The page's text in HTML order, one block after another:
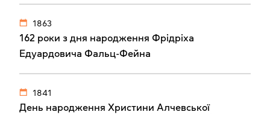
1863
162 роки з дня народження Фрідріха
Едуардовича Фальц-Фейна
1841
День народження Христини Алчевської